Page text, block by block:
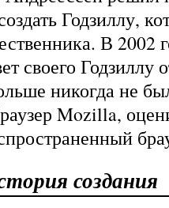
Годзиллу,
В 2002
своего
никогда не
Mozilla,
создания